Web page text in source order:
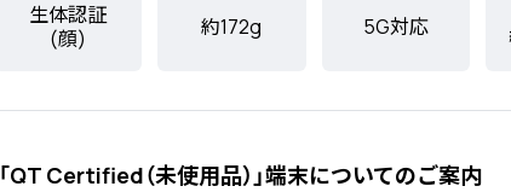
生体認証
(顔)
約172g 5G対応
「QT Certified（未使用品）」端末についてのご案内